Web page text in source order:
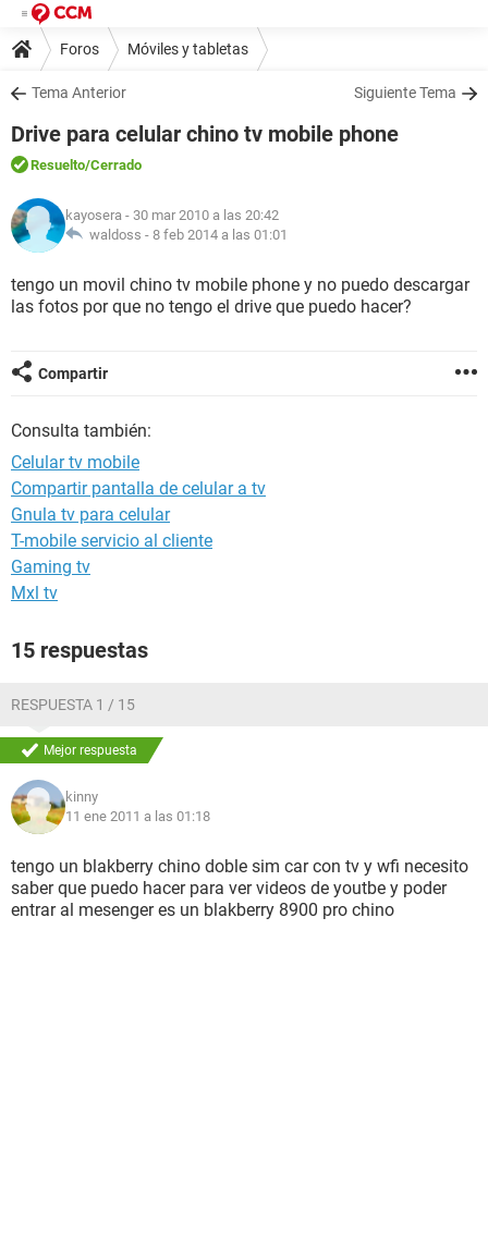
Foros Móviles y tabletas
Tema Anterior Siguiente Tema
Drive para celular chino tv mobile phone
Resuelto/Cerrado
kayosera - 30 mar 2010 a las 20:42
waldoss - 8 feb 2014 a las 01:01
tengo un movil chino tv mobile phone y no puedo descargar
las fotos por que no tengo el drive que puedo hacer?
Compartir
Consulta también:
Celular tv mobile
Compartir pantalla de celular a tv
Gnula tv para celular
T-mobile servicio al cliente
Gaming tv
Mxl tv
15 respuestas
RESPUESTA 1 / 15
Mejor respuesta
kinny
11 ene 2011 a las 01:18
tengo un blakberry chino doble sim car con tv y wfi necesito
saber que puedo hacer para ver videos de youtbe y poder
entrar al mesenger es un blakberry 8900 pro chino